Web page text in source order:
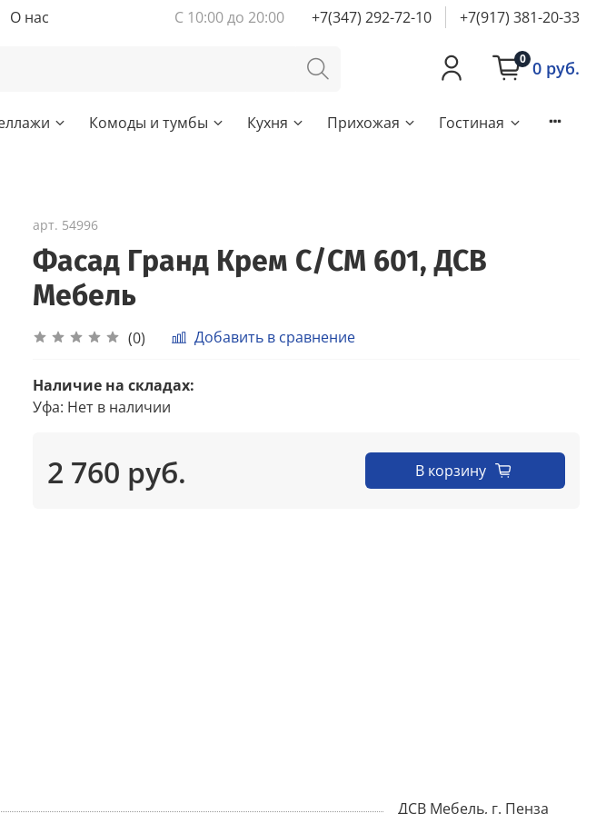
О нас С 10:00 до 20:00 +7(347) 292-72-10 +7(917) 381-20-33
0 0 руб.
Комоды и тумбы Кухня Прихожая Гостиная
арт. 54996
Фасад Гранд Крем С/СМ 601, ДСВ
Мебель
(0) Добавить в сравнение
Наличие на складах:
Уфа: Нет в наличии
2 760 руб. В корзину
ДСВ Мебель, г. Пенза